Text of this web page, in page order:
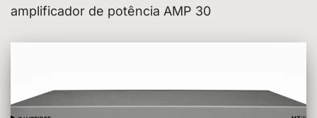
amplificador de potência AMP 30